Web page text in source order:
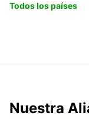
Todos los países
Nuestra